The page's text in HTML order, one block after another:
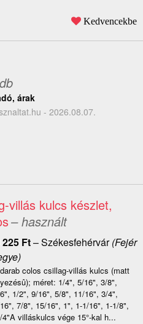
Kedvencekbe
árak
- 2026.08.07.
villás kulcs készlet,
– használt
225 Ft–Székesfehérvár(Fejér
colos csillag-villás kulcs (matt
méret: 1/4", 5/16", 3/8",
1/2", 9/16", 5/8", 11/16", 3/4",
7/8", 15/16", 1", 1-1/16", 1-1/8",
4"A villáskulcs vége 15°-kal h...